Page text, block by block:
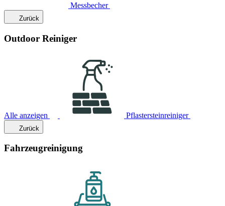
Messbecher
Zurück
Outdoor Reiniger
Alle anzeigen Pflastersteinreiniger
Zurück
Fahrzeugreinigung